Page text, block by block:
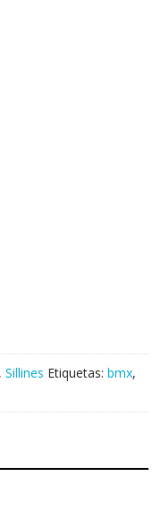
Sillines Etiquetas: bmx,